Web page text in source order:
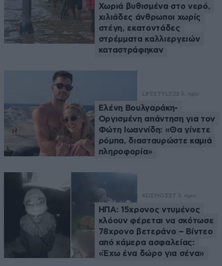
Χωριά βυθισμένα στο νερό,
χιλιάδες άνθρωποι χωρίς
στέγη, εκατοντάδες
στρέμματα καλλιεργειών
καταστράφηκαν
LIFESTYLE23 λ. πριν
Ελένη Βουλγαράκη-
Οργισμένη απάντηση για τον
Φώτη Ιωαννίδη: «Θα γίνετε
ρόμπα, διασταυρώστε καμιά
πληροφορία»
ΚΟΣΜΟΣ37 λ. πριν
ΗΠΑ: 15χρονος ντυμένος
κλόουν φέρεται να σκότωσε
78χρονο βετεράνο – Βίντεο
από κάμερα ασφαλείας:
«Έχω ένα δώρο για σένα»